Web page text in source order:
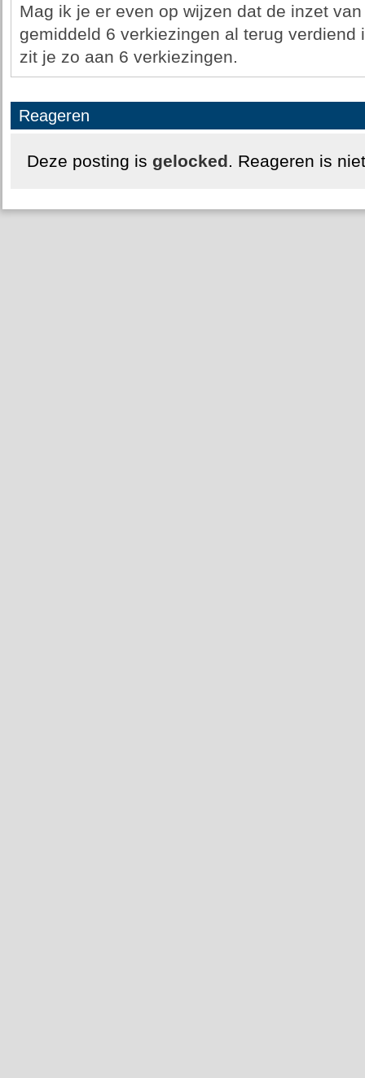
Mag ik je er even op wijzen dat de inzet
gemiddeld 6 verkiezingen al terug
zit je zo aan 6 verkiezingen.
Reageren
Deze posting is gelocked. Reageren is